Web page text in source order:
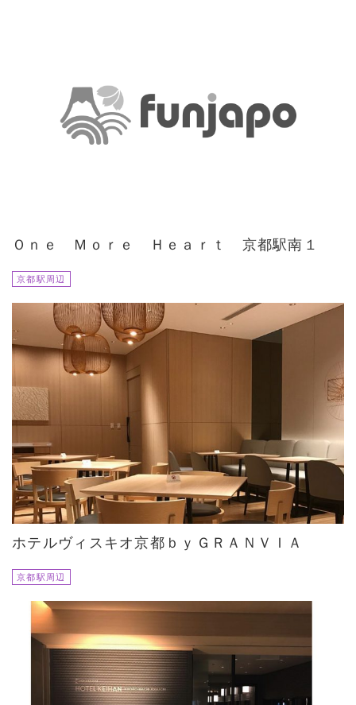
Ｏｎｅ Ｍｏｒｅ Ｈｅａｒｔ 京都駅南１
京都駅周辺
ホテルヴィスキオ京都ｂｙＧＲＡＮＶＩＡ
京都駅周辺